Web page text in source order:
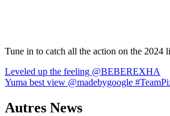
Tune in to catch all the action on the 2024
Navigation
de
l’article
Leveled up the feeling @BEBEREXHA
Yuma best view @madebygoogle
Autres News